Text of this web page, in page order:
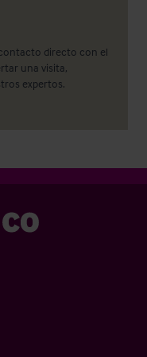
directo con el
una visita,
expertos.